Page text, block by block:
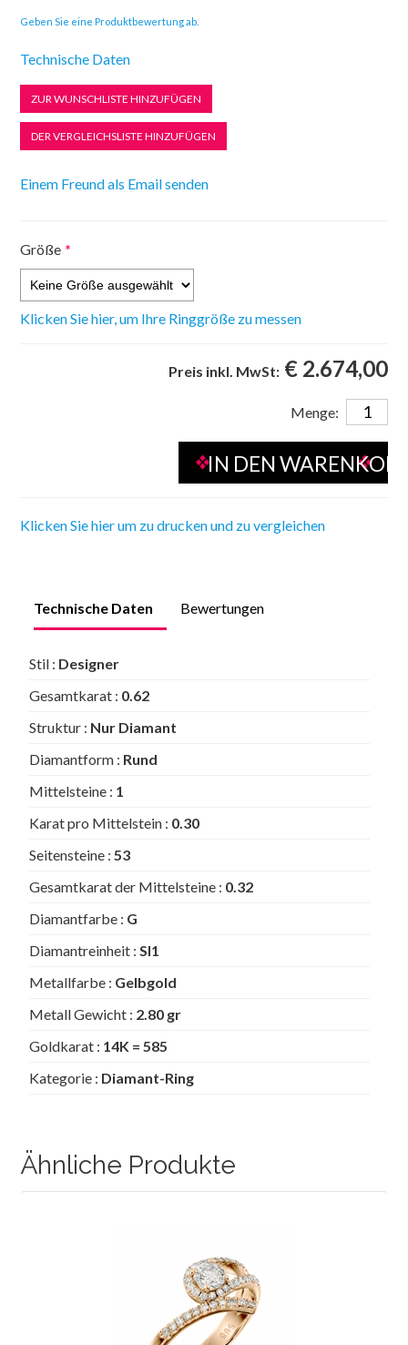
Geben Sie eine Produktbewertung ab.
Technische Daten
Größe *
Klicken Sie hier, um Ihre Ringgröße zu messen
Preis inkl. MwSt: € 2.674,00
Menge:
Klicken Sie hier um zu drucken und zu vergleichen
Technische Daten Bewertungen
Stil : Designer
Gesamtkarat : 0.62
Struktur : Nur Diamant
Diamantform : Rund
Mittelsteine : 1
Karat pro Mittelstein : 0.30
Seitensteine :53
Gesamtkarat der Mittelsteine : 0.32
Diamantfarbe : G
Diamantreinheit :SI1
Metallfarbe : Gelbgold
Metall Gewicht : 2.80 gr
Goldkarat : 14K = 585
Kategorie : Diamant-Ring
Ähnliche Produkte